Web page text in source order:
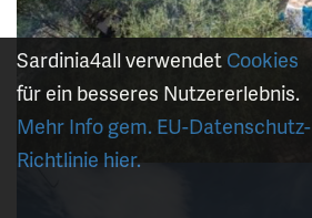
Sardinia4all verwendet Cookies
für ein besseres Nutzererlebnis.
Mehr Info gem. EU-Datenschutz-
Richtlinie hier.